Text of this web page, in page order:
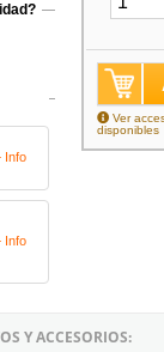
Info
Info
Ver
disponibles
Y ACCESORIOS: